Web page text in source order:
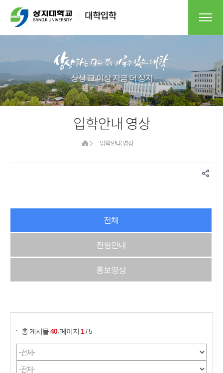
상상 그 이상 지금 더 상지
입학안내 영상
입학안내 영상
전체
전형안내
홍보영상
총 게시물40,페이지 1/ 5